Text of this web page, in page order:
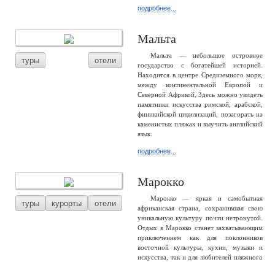
подробнее...
туры отели
Мальта
Мальта — небольшое островное
государство с богатейшей историей.
Находится в центре Средиземного моря,
между континентальной Европой и
Северной Африкой. Здесь можно увидеть
памятники искусства римской, арабской,
финикийской цивилизаций, позагорать на
каменистых пляжах и выучить английский
язык.
подробнее...
туры курорты отели
Марокко
Марокко — яркая и самобытная
африканская страна, сохранившая свою
уникальную культуру почти нетронутой.
Отдых в Марокко станет захватывающим
приключением как для поклонников
восточной культуры, кухни, музыки и
искусства, так и для любителей пляжного